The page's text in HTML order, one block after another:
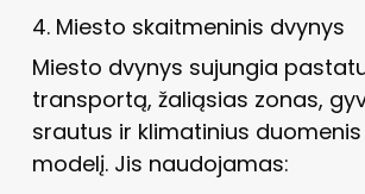
4. Miesto skaitmeninis dvynys
Miesto dvynys sujungia
transportą, žaliąsias zonas,
srautus ir klimatinius
modelį. Jis naudojamas: